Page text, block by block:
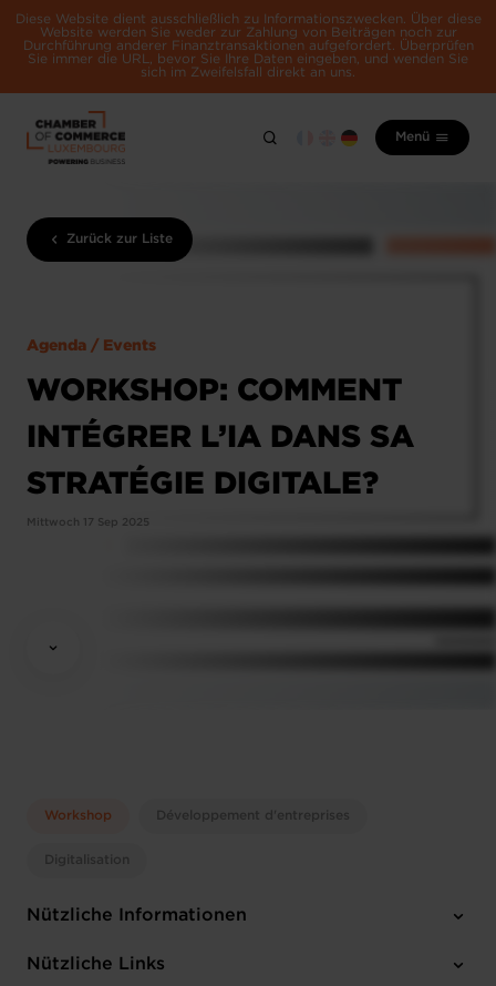
Diese Website dient ausschließlich zu Informationszwecken. Über diese
Website werden Sie weder zur Zahlung von Beiträgen noch zur
Durchführung anderer Finanztransaktionen aufgefordert. Überprüfen
Sie immer die URL, bevor Sie Ihre Daten eingeben, und wenden Sie
sich im Zweifelsfall direkt an uns.
Menü
Zurück zur Liste
Agenda / Events
WORKSHOP: COMMENT
INTÉGRER L’IA DANS SA
STRATÉGIE DIGITALE?
Mittwoch 17 Sep 2025
Workshop Développement d'entreprises
Digitalisation
Nützliche Informationen
Mittwoch 17 Sep 2025
Nützliche Links